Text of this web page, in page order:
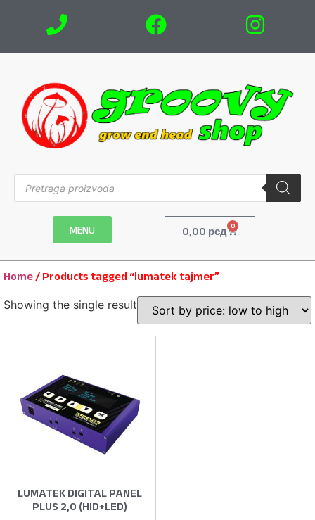
MENU 0,00 рсд 0
Home / Products tagged “lumatek tajmer”
Showing the single result
LUMATEK DIGITAL PANEL
PLUS 2,0 (HID+LED)